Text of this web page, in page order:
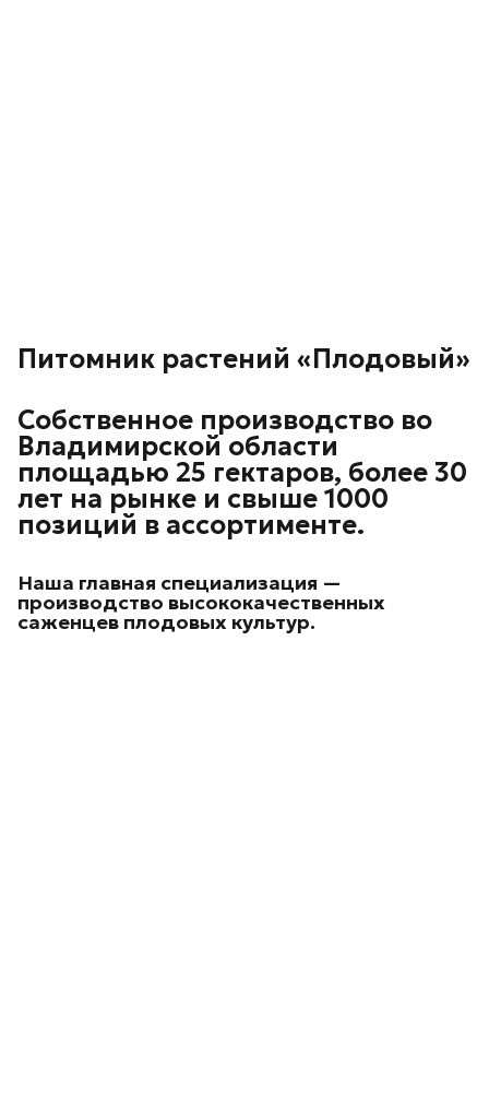
Питомник растений «Плодовый»
Собственное производство во
Владимирской области
площадью 25 гектаров, более 30
лет на рынке и свыше 1000
позиций в ассортименте.
Наша главная специализация —
производство высококачественных
саженцев плодовых культур.